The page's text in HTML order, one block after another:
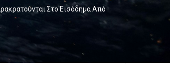
Στο Εισόδημα Από